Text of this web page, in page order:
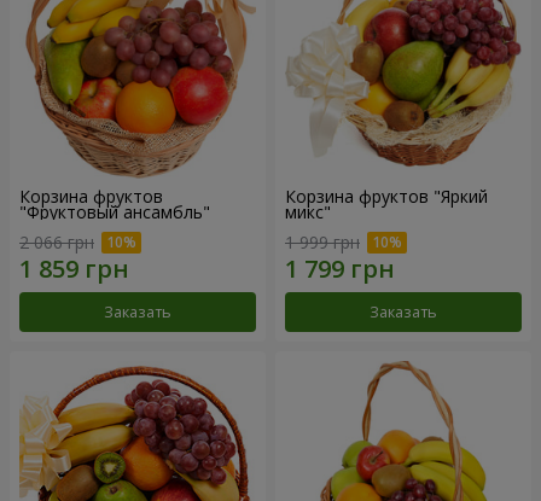
Корзина фруктов
"Фруктовый ансамбль"
2 066 грн
Заказать
Корзина фруктов "Яркий
микс"
1 999 грн
Заказать